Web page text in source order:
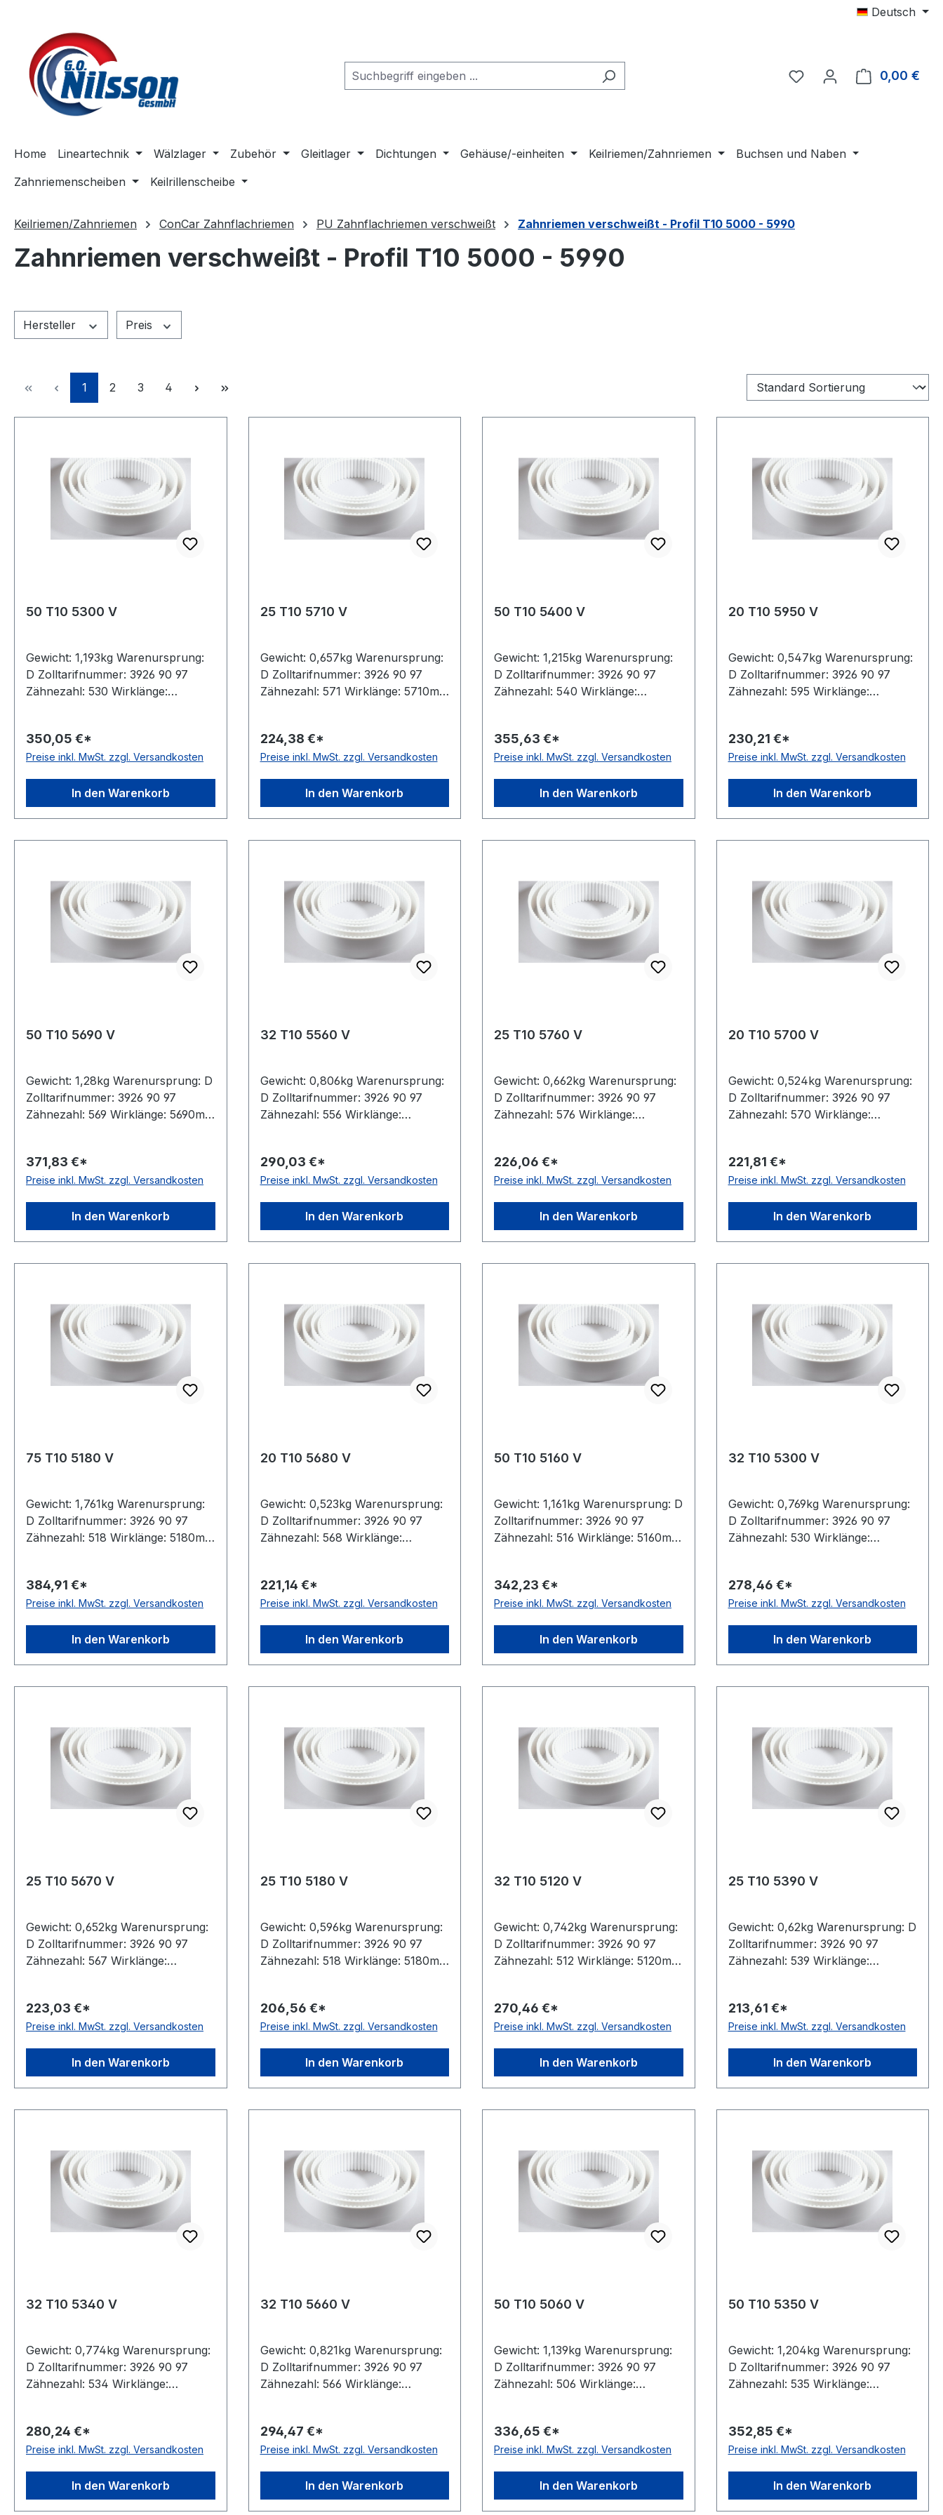
Deutsch
0,00 €
Home Lineartechnik Wälzlager Zubehör Gleitlager Dichtungen Gehäuse/-einheiten Keilriemen/Zahnriemen
Buchsen und Naben
Zahnriemenscheiben
Keilrillenscheibe
Keilriemen/Zahnriemen ConCar Zahnflachriemen PU Zahnflachriemen verschweißt Zahnriemen verschweißt - Profil T10 5000 - 5990
Zahnriemen verschweißt - Profil T10 5000 - 5990
Hersteller Preis
Seite
1 Seite
2 Seite
3 Seite
4
50 T10 5300 V
Gewicht: 1,193kg Warenursprung:
D Zolltarifnummer: 3926 90 97
Zähnezahl: 530 Wirklänge:
4,5mm Material: Polyurethan
Zugstrang: Stahl Norm: DIN 7721
350,05 €*
Preise inkl. MwSt. zzgl. Versandkosten
In den Warenkorb
25 T10 5710 V
Gewicht: 0,657kg Warenursprung:
D Zolltarifnummer: 3926 90 97
Zähnezahl: 571 Wirklänge: 5710mm
Material: Polyurethan Zugstrang:
Stahl Norm: DIN 7721 antistatisch:
224,38 €*
Preise inkl. MwSt. zzgl. Versandkosten
In den Warenkorb
50 T10 5400 V
Gewicht: 1,215kg Warenursprung:
D Zolltarifnummer: 3926 90 97
Zähnezahl: 540 Wirklänge:
4,5mm Material: Polyurethan
Zugstrang: Stahl Norm: DIN 7721
355,63 €*
Preise inkl. MwSt. zzgl. Versandkosten
In den Warenkorb
20 T10 5950 V
Gewicht: 0,547kg Warenursprung:
D Zolltarifnummer: 3926 90 97
Zähnezahl: 595 Wirklänge:
4,5mm Material: Polyurethan
Zugstrang: Stahl Norm: DIN 7721
230,21 €*
Preise inkl. MwSt. zzgl. Versandkosten
In den Warenkorb
50 T10 5690 V
Gewicht: 1,28kg Warenursprung: D
Zolltarifnummer: 3926 90 97
Zähnezahl: 569 Wirklänge: 5690mm
Material: Polyurethan Zugstrang:
Stahl Norm: DIN 7721 antistatisch:
371,83 €*
Preise inkl. MwSt. zzgl. Versandkosten
In den Warenkorb
32 T10 5560 V
Gewicht: 0,806kg Warenursprung:
D Zolltarifnummer: 3926 90 97
Zähnezahl: 556 Wirklänge:
4,5mm Material: Polyurethan
Zugstrang: Stahl Norm: DIN 7721
290,03 €*
Preise inkl. MwSt. zzgl. Versandkosten
In den Warenkorb
25 T10 5760 V
Gewicht: 0,662kg Warenursprung:
D Zolltarifnummer: 3926 90 97
Zähnezahl: 576 Wirklänge:
4,5mm Material: Polyurethan
Zugstrang: Stahl Norm: DIN 7721
226,06 €*
Preise inkl. MwSt. zzgl. Versandkosten
In den Warenkorb
20 T10 5700 V
Gewicht: 0,524kg Warenursprung:
D Zolltarifnummer: 3926 90 97
Zähnezahl: 570 Wirklänge:
4,5mm Material: Polyurethan
Zugstrang: Stahl Norm: DIN 7721
221,81 €*
Preise inkl. MwSt. zzgl. Versandkosten
In den Warenkorb
75 T10 5180 V
Gewicht: 1,761kg Warenursprung:
D Zolltarifnummer: 3926 90 97
Zähnezahl: 518 Wirklänge: 5180mm
Material: Polyurethan Zugstrang:
Stahl Norm: DIN 7721 antistatisch:
384,91 €*
Preise inkl. MwSt. zzgl. Versandkosten
In den Warenkorb
20 T10 5680 V
Gewicht: 0,523kg Warenursprung:
D Zolltarifnummer: 3926 90 97
Zähnezahl: 568 Wirklänge:
4,5mm Material: Polyurethan
Zugstrang: Stahl Norm: DIN 7721
221,14 €*
Preise inkl. MwSt. zzgl. Versandkosten
In den Warenkorb
50 T10 5160 V
Gewicht: 1,161kg Warenursprung: D
Zolltarifnummer: 3926 90 97
Zähnezahl: 516 Wirklänge: 5160mm
Material: Polyurethan Zugstrang:
Stahl Norm: DIN 7721 antistatisch:
342,23 €*
Preise inkl. MwSt. zzgl. Versandkosten
In den Warenkorb
32 T10 5300 V
Gewicht: 0,769kg Warenursprung:
D Zolltarifnummer: 3926 90 97
Zähnezahl: 530 Wirklänge:
4,5mm Material: Polyurethan
Zugstrang: Stahl Norm: DIN 7721
278,46 €*
Preise inkl. MwSt. zzgl. Versandkosten
In den Warenkorb
25 T10 5670 V
Gewicht: 0,652kg Warenursprung:
D Zolltarifnummer: 3926 90 97
Zähnezahl: 567 Wirklänge:
4,5mm Material: Polyurethan
Zugstrang: Stahl Norm: DIN 7721
223,03 €*
Preise inkl. MwSt. zzgl. Versandkosten
In den Warenkorb
25 T10 5180 V
Gewicht: 0,596kg Warenursprung:
D Zolltarifnummer: 3926 90 97
Zähnezahl: 518 Wirklänge: 5180mm
Material: Polyurethan Zugstrang:
Stahl Norm: DIN 7721 antistatisch:
206,56 €*
Preise inkl. MwSt. zzgl. Versandkosten
In den Warenkorb
32 T10 5120 V
Gewicht: 0,742kg Warenursprung:
D Zolltarifnummer: 3926 90 97
Zähnezahl: 512 Wirklänge: 5120mm
Material: Polyurethan Zugstrang:
Stahl Norm: DIN 7721 antistatisch:
270,46 €*
Preise inkl. MwSt. zzgl. Versandkosten
In den Warenkorb
25 T10 5390 V
Gewicht: 0,62kg Warenursprung: D
Zolltarifnummer: 3926 90 97
Zähnezahl: 539 Wirklänge:
4,5mm Material: Polyurethan
Zugstrang: Stahl Norm: DIN 7721
213,61 €*
Preise inkl. MwSt. zzgl. Versandkosten
In den Warenkorb
32 T10 5340 V
Gewicht: 0,774kg Warenursprung:
D Zolltarifnummer: 3926 90 97
Zähnezahl: 534 Wirklänge:
4,5mm Material: Polyurethan
Zugstrang: Stahl Norm: DIN 7721
280,24 €*
Preise inkl. MwSt. zzgl. Versandkosten
In den Warenkorb
32 T10 5660 V
Gewicht: 0,821kg Warenursprung:
D Zolltarifnummer: 3926 90 97
Zähnezahl: 566 Wirklänge:
4,5mm Material: Polyurethan
Zugstrang: Stahl Norm: DIN 7721
294,47 €*
Preise inkl. MwSt. zzgl. Versandkosten
In den Warenkorb
50 T10 5060 V
Gewicht: 1,139kg Warenursprung:
D Zolltarifnummer: 3926 90 97
Zähnezahl: 506 Wirklänge:
4,5mm Material: Polyurethan
Zugstrang: Stahl Norm: DIN 7721
336,65 €*
Preise inkl. MwSt. zzgl. Versandkosten
In den Warenkorb
50 T10 5350 V
Gewicht: 1,204kg Warenursprung:
D Zolltarifnummer: 3926 90 97
Zähnezahl: 535 Wirklänge:
4,5mm Material: Polyurethan
Zugstrang: Stahl Norm: DIN 7721
352,85 €*
Preise inkl. MwSt. zzgl. Versandkosten
In den Warenkorb